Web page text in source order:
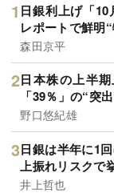
日銀利上げ「
レポートで鮮明
森田京平
日本株の上半
「39％」の“突
野口悠紀雄
日銀は半年に1
上振れリスクで
井上哲也